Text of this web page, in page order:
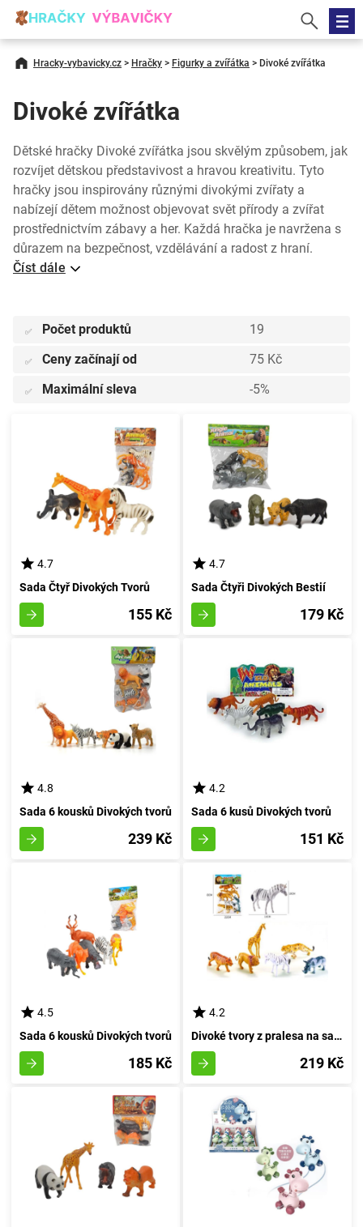
Hracky-vybavicky.cz > Hračky > Figurky a zvířátka > Divoké zvířátka
Divoké zvířátka
Dětské hračky Divoké zvířátka jsou skvělým způsobem, jak
rozvíjet dětskou představivost a hravou kreativitu. Tyto
hračky jsou inspirovány různými divokými zvířaty a
nabízejí dětem možnost objevovat svět přírody a zvířat
prostřednictvím zábavy a her. Každá hračka je navržena s
důrazem na bezpečnost, vzdělávání a radost z hraní.
Číst dále
✅ Počet produktů 19
✅ Ceny začínají od 75 Kč
✅ Maximální sleva -5%
4.7
Sada Čtyř Divokých Tvorů
155 Kč
4.7
Sada Čtyři Divokých Bestií
179 Kč
4.8
Sada 6 kousků Divokých tvorů
239 Kč
4.2
Sada 6 kusů Divokých tvorů
151 Kč
4.5
Sada 6 kousků Divokých tvorů
185 Kč
4.2
Divoké tvory z pralesa na safari
219 Kč